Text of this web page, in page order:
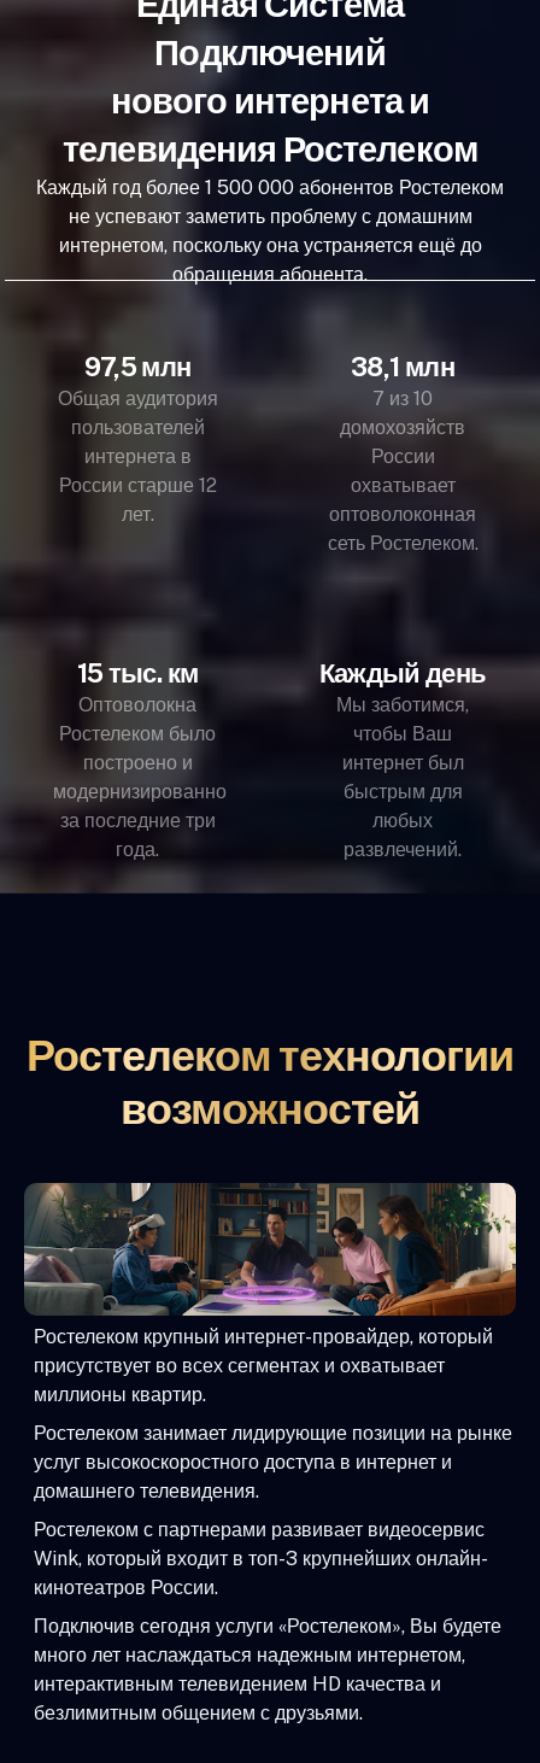
Подключений
нового интернета и
телевидения Ростелеком
Каждый год более 1 500 000 абонентов Ростелеком
не успевают заметить проблему с домашним
интернетом, поскольку она устраняется ещё до
обращения абонента.
97,5 млн
Общая аудитория
пользователей
интернета в
России старше 12
лет.
38,1 млн
7 из 10
домохозяйств
России
охватывает
оптоволоконная
сеть Ростелеком.
15 тыс. км
Оптоволокна
Ростелеком было
построено и
модернизированно
за последние три
года.
Каждый день
Мы заботимся,
чтобы Ваш
интернет был
быстрым для
любых
развлечений.
Ростелеком технологии
возможностей
Ростелеком крупный интернет-провайдер, который
присутствует во всех сегментах и охватывает
миллионы квартир.
Ростелеком занимает лидирующие позиции на рынке
услуг высокоскоростного доступа в интернет и
домашнего телевидения.
Ростелеком с партнерами развивает видеосервис
Wink, который входит в топ-3 крупнейших онлайн-
кинотеатров России.
Подключив сегодня услуги «Ростелеком», Вы будете
много лет наслаждаться надежным интернетом,
интерактивным телевидением HD качества и
безлимитным общением с друзьями.